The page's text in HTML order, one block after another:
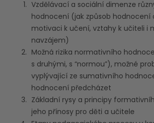
Vzdělávací a sociální dimenze
hodnocení (jak způsob hodnocení
motivaci k učení, vztahy k učiteli i
navzájem)
Možná rizika normativního
s druhými, s “normou”), možné
vyplývající ze sumativního
hodnocení předcházet
Základní rysy a principy
jeho přínosy pro děti a učitele